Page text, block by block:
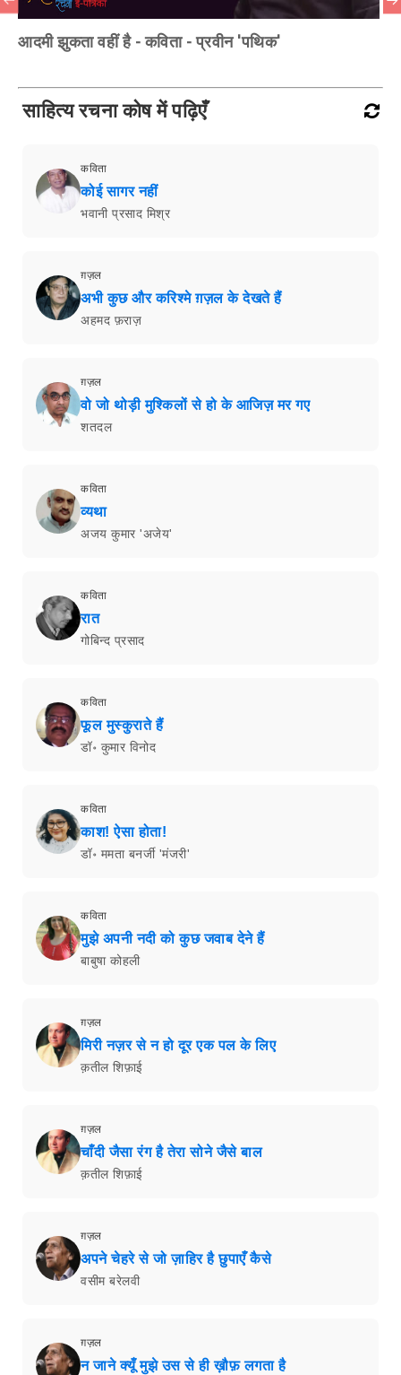
आदमी झुकता वहीं है - कविता - प्रवीन 'पथिक'
साहित्य रचना कोष में पढ़िएँ
कविता
कोई सागर नहीं
भवानी प्रसाद मिश्र
ग़ज़ल
अभी कुछ और करिश्मे ग़ज़ल के देखते हैं
अहमद फ़राज़
ग़ज़ल
वो जो थोड़ी मुश्किलों से हो के आजिज़ मर गए
शतदल
कविता
व्यथा
अजय कुमार 'अजेय'
कविता
रात
गोबिन्द प्रसाद
कविता
फूल मुस्कुराते हैं
डॉ॰ कुमार विनोद
कविता
काश! ऐसा होता!
डॉ॰ ममता बनर्जी 'मंजरी'
कविता
मुझे अपनी नदी को कुछ जवाब देने हैं
बाबुषा कोहली
ग़ज़ल
मिरी नज़र से न हो दूर एक पल के लिए
क़तील शिफ़ाई
ग़ज़ल
चाँदी जैसा रंग है तेरा सोने जैसे बाल
क़तील शिफ़ाई
ग़ज़ल
अपने चेहरे से जो ज़ाहिर है छुपाएँ कैसे
वसीम बरेलवी
ग़ज़ल
न जाने क्यूँ मुझे उस से ही ख़ौफ़ लगता है